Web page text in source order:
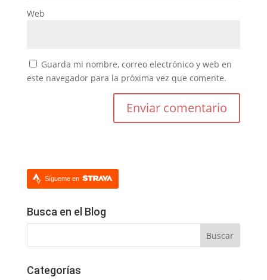
Web
Guarda mi nombre, correo electrónico y web en
este navegador para la próxima vez que comente.
Sígueme en
Busca en el Blog
Categorías